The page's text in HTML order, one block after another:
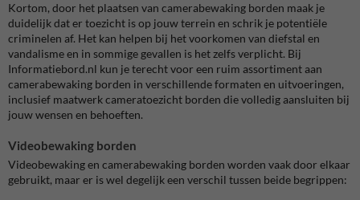
Kortom, door het plaatsen van camerabewaking borden maak je
duidelijk dat er toezicht is op jouw terrein en schrik je potentiële
criminelen af. Het kan helpen bij het voorkomen van diefstal en
vandalisme en in sommige gevallen is het zelfs verplicht. Bij
Informatiebord.nl kun je terecht voor een ruim assortiment aan
camerabewaking borden in verschillende formaten en uitvoeringen,
inclusief maatwerk cameratoezicht borden die volledig aansluiten bij
jouw wensen en behoeften.
Videobewaking borden
Videobewaking en camerabewaking borden worden vaak door elkaar
gebruikt, maar er is wel degelijk een verschil tussen beide begrippen: